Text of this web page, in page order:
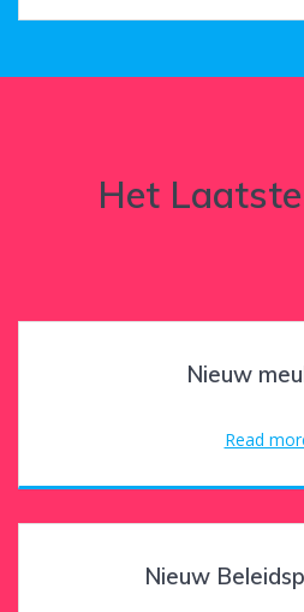
Het
Nieuw
Read
Nieuw